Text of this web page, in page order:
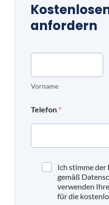
anfordern
N
m
e
Vorname
Telefon *
Ich stimme
gemäß
verwenden
für die